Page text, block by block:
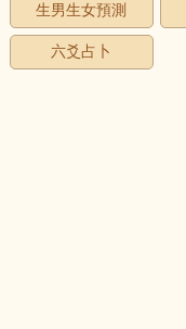
生男生女預測
六爻占卜